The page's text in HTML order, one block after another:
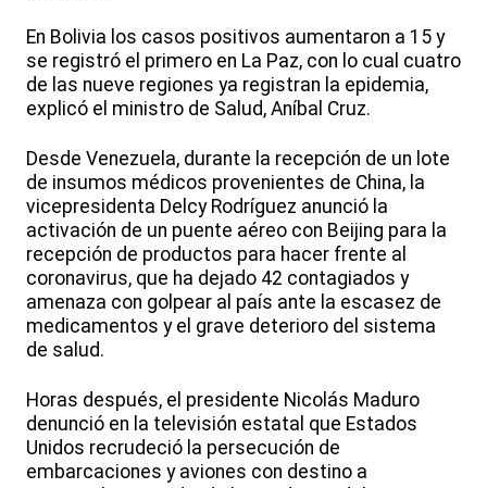
En Bolivia los casos positivos aumentaron a 15 y
se registró el primero en La Paz, con lo cual cuatro
de las nueve regiones ya registran la epidemia,
explicó el ministro de Salud, Aníbal Cruz.
Desde Venezuela, durante la recepción de un lote
de insumos médicos provenientes de China, la
vicepresidenta Delcy Rodríguez anunció la
activación de un puente aéreo con Beijing para la
recepción de productos para hacer frente al
coronavirus, que ha dejado 42 contagiados y
amenaza con golpear al país ante la escasez de
medicamentos y el grave deterioro del sistema
de salud.
Horas después, el presidente Nicolás Maduro
denunció en la televisión estatal que Estados
Unidos recrudeció la persecución de
embarcaciones y aviones con destino a